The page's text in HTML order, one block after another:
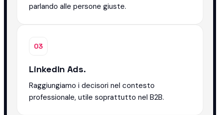
parlando alle persone giuste.
03
LinkedIn Ads.
Raggiungiamo i decisori nel contesto
professionale, utile soprattutto nel B2B.